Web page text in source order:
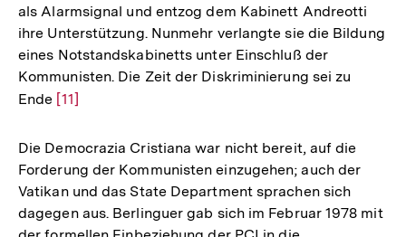
als Alarmsignal und entzog dem Kabinett Andreotti
ihre Unterstützung. Nunmehr verlangte sie die Bildung
eines Notstandskabinetts unter Einschluß der
Kommunisten. Die Zeit der Diskriminierung sei zu
Ende Zur
der
Fußnote
[11]
Die Democrazia Cristiana war nicht bereit, auf die
Forderung der Kommunisten einzugehen; auch der
Vatikan und das State Department sprachen sich
dagegen aus. Berlinguer gab sich im Februar 1978 mit